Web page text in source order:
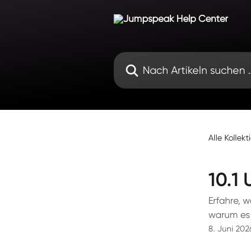
Nach Artikeln suchen …
Alle
10.1
Erfahre,
warum
8. Juni